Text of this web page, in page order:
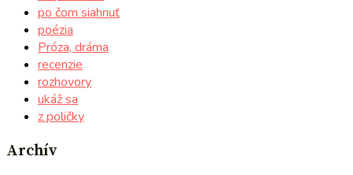
po čom siahnuť
poézia
Próza, dráma
recenzie
rozhovory
ukáž sa
z poličky
Archív